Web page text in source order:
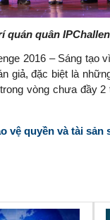
quán quân
2016 – Sáng tạo
giả, đặc biệt là
vòng chưa đầy
vệ quyền và tài